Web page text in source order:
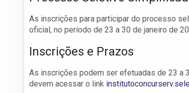
As inscrições para participar do processo
oficial, no período de 23 a 30 de janeiro de
Inscrições e Prazos
As inscrições podem ser efetuadas de 23 a
devem acessar o link